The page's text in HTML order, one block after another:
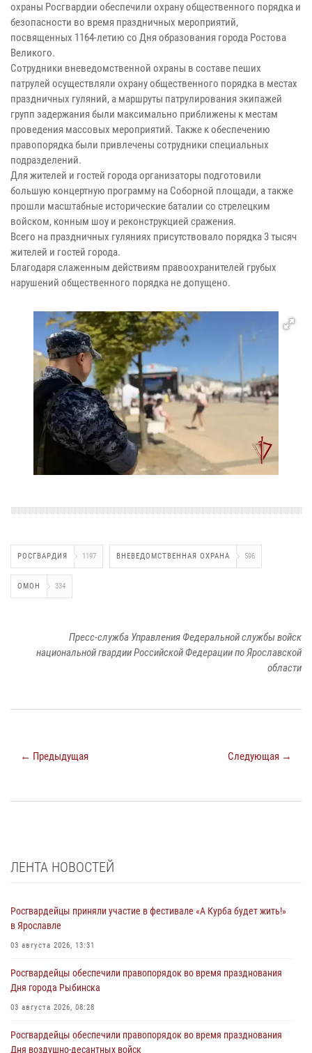
охраны Росгвардии обеспечили охрану общественного порядка и
безопасности во время праздничных мероприятий,
посвященных 1164-летию со Дня образования города Ростова
Великого.
Сотрудники вневедомственной охраны в составе пеших
патрулей осуществляли охрану общественного порядка в местах
праздничных гуляний, а маршруты патрулирования экипажей
групп задержания были максимально приближены к местам
проведения массовых мероприятий. Также к обеспечению
правопорядка были привлечены сотрудники специальных
подразделений.
Для жителей и гостей города организаторы подготовили
большую концертную программу на Соборной площади, а также
прошли масштабные исторические баталии со стрелецким
войском, конным шоу и реконструкцией сражения.
Всего на праздничных гуляниях присутствовало порядка 3 тысяч
жителей и гостей города.
Благодаря слаженным действиям правоохранителей грубых
нарушений общественного порядка не допущено.
РОСГВАРДИЯ 1197 ВНЕВЕДОМСТВЕННАЯ ОХРАНА 596
ОМОН 334
Пресс-служба Управления Федеральной службы войск
национальной гвардии Российской Федерации по Ярославской
области
← Предыдущая Следующая →
ЛЕНТА НОВОСТЕЙ
Росгвардейцы приняли участие в фестивале «А Курба будет жить!»
в Ярославле
03 августа 2026, 13:31
Росгвардейцы обеспечили правопорядок во время празднования
Дня города Рыбинска
03 августа 2026, 08:28
Росгвардейцы обеспечили правопорядок во время празднования
Дня воздушно-десантных войск